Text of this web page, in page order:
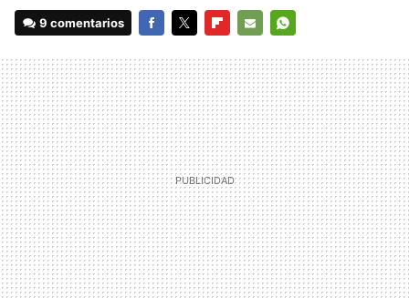
9 comentarios
MAIL